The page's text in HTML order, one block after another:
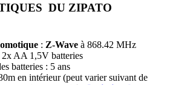
DU ZIPATO
: Z-Wave à 868.42 MHz
AA 1,5V batteries
batteries : 5 ans
en intérieur (peut varier suivant de